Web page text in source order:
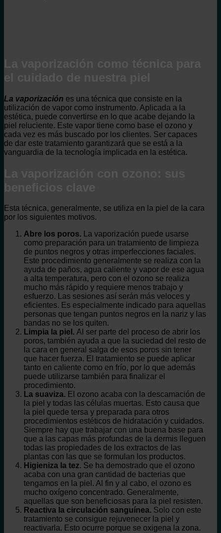
La vaporización es una técnica que consiste en la
utilización de vapor como instrumento. Aplicada a la
estética, puede convertirse en lo que acabe dejando la
piel reluciente. Este vapor tiene como base el ozono y
cada vez es más buscado por los clientes. Ser capaces
de dar este tratamiento garantizará que se está a la
vanguardia de la tecnología implicada en la estética.
Esta técnica, generalmente, se utiliza en la piel de la cara
por los siguientes motivos.
Abre los poros. La vaporización puede usarse
como preparación para un tratamiento de limpieza
de puntos negros y otras imperfecciones faciales.
Este procedimiento generalmente se realiza con la
ayuda de paños, agua caliente y vapor de ese agua
a alta temperatura, pero con el ozono se realiza
mucho más rápido y requiere menos trabajo y
esfuerzo. Las sesiones así serán más veloces y
eficientes. Es especialmente indicado para aquellas
personas que tengan puntos negros en la nariz y las
bandas no se los quiten.
Limpia la piel. Al ser parte del proceso de abrir los
poros, también ayuda a que la suciedad del resto de
la cara en general salga de esos poros sin tener
que hacer fuerza. El tratamiento se puede aplicar
tanto en caliente como en frío, por lo que además
puede utilizarse también para finalizar el
procedimiento.
La suaviza. El ozono acaba con la descamación de
la piel y todas las células muertas. Esto causa que
la piel quede tersa y preparada para otros
procedimientos estéticos de hidratación y cuidados.
Siempre hay que trabajar con una buena base para
que a las capas más profundas de la dermis lleguen
todas las propiedades de los extractos de las
plantas con las que se formulan los productos.
Higieniza la tez. Se ha demostrado que el ozono
acaba con una gran cantidad de bacterias que
tengamos en la piel. Al fin y al cabo, el ozono es
mucho oxígeno concentrado. Generalmente,
aquellas que son beneficiosas para la piel resisten.
Reactiva la circulación sanguínea. Solo con este
tratamiento se consigue rejuvenecer la piel y
reactivarla. Esto ocurre porque se oxigena la zona.